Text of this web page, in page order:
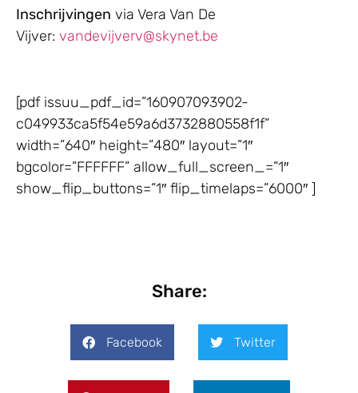
Inschrijvingen via Vera Van De
Vijver: vandevijverv@skynet.be
[pdf issuu_pdf_id=”160907093902-
c049933ca5f54e59a6d3732880558f1f”
width=”640″ height=”480″ layout=”1″
bgcolor=”FFFFFF” allow_full_screen_=”1″
show_flip_buttons=”1″ flip_timelaps=”6000″ ]
Share:
Facebook Twitter